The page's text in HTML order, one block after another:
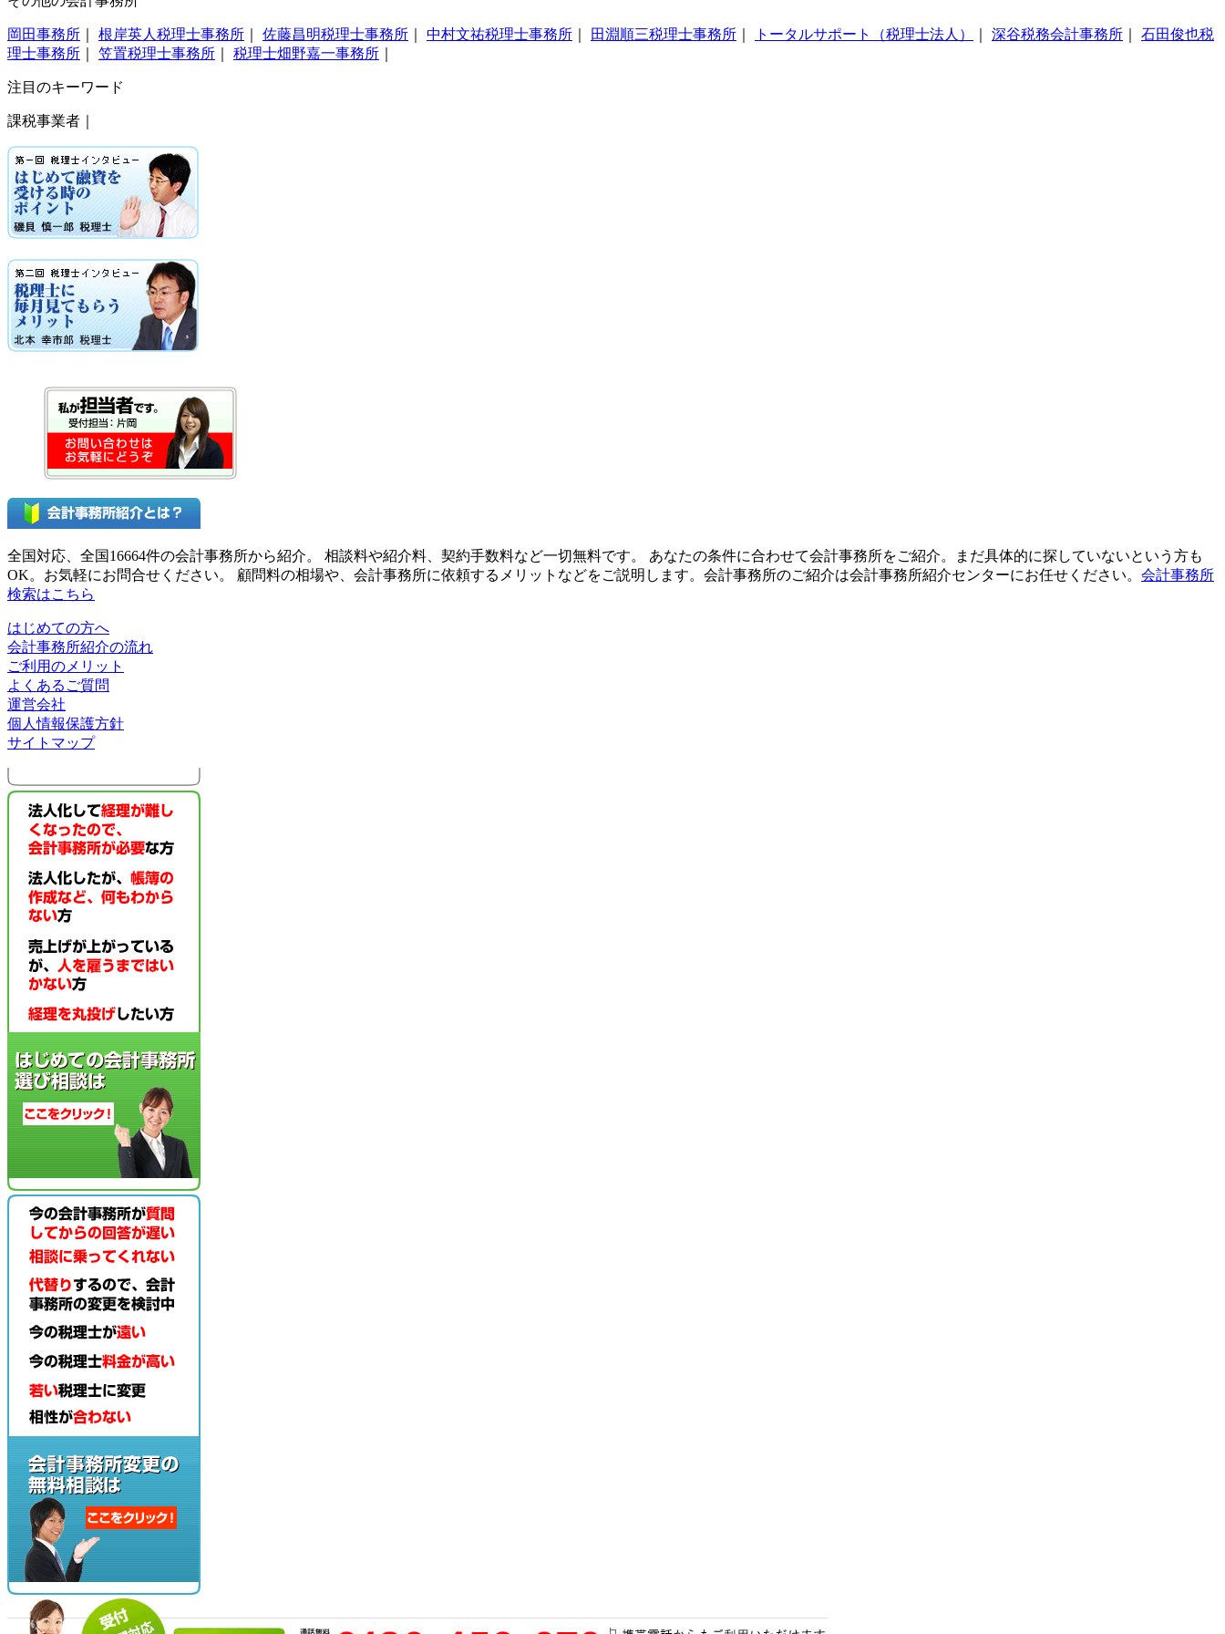
岡田事務所 根岸英人税理士事務所 佐藤昌明税理士事務所 中村文祐税理士事務所 田淵順三税理士事務所 トータルサポート（税理士法人） 深谷税務会計事務所
石田俊也税
理士事務所
笠置税理士事務所 税理士畑野嘉一事務所
注目のキーワード
課税事業者｜
全国対応、全国16664件の会計事務所から紹介。 相談料や紹介料、契約手数料など一切無料です。 あなたの条件に合わせて会計事務所をご紹介。まだ具体的に探していないという方も
OK。お気軽にお問合せください。 顧問料の相場や、会計事務所に依頼するメリットなどをご説明します。会計事務所のご紹介は会計事務所紹介センターにお任せください。 会計事務所
検索はこちら
はじめての方へ
会計事務所紹介の流れ
ご利用のメリット
よくあるご質問
運営会社
個人情報保護方針
サイトマップ